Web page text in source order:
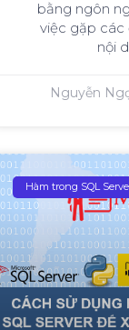
bằng ngôn
việc gặp các
nội
Nguyễn
Hàm trong SQL